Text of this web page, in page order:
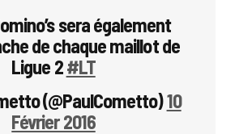
sera également
de chaque maillot de
Ligue 2#LT
(@PaulCometto)10
Février 2016